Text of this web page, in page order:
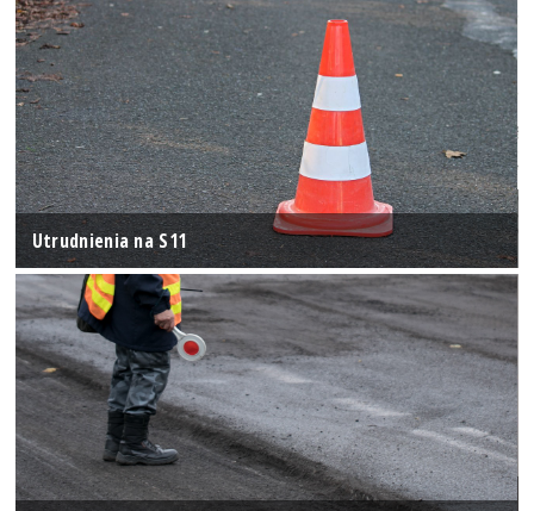
Utrudnienia na S11